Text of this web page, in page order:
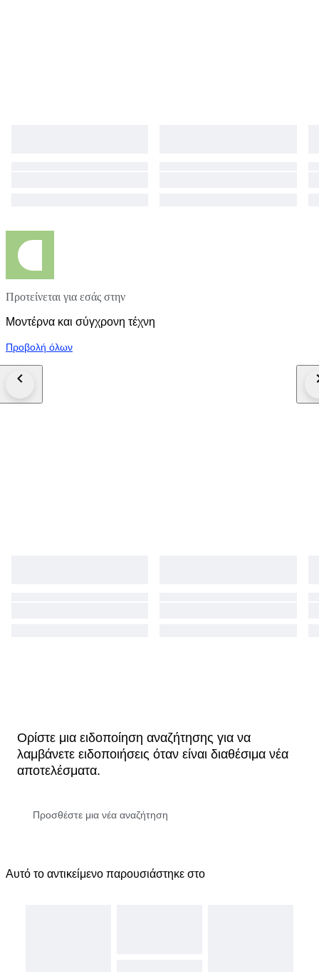
Προτείνεται για εσάς στην
Μοντέρνα και σύγχρονη τέχνη
Προβολή όλων
Ορίστε μια ειδοποίηση αναζήτησης για να
λαμβάνετε ειδοποιήσεις όταν είναι διαθέσιμα νέα
αποτελέσματα.
Αυτό το αντικείμενο παρουσιάστηκε στο